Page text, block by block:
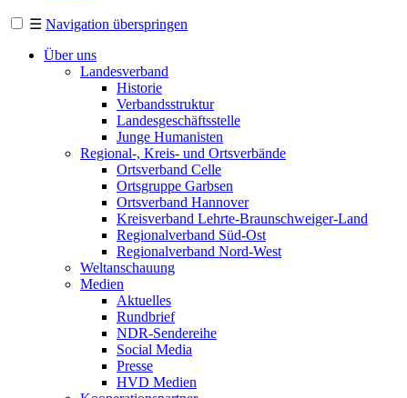
☰ Navigation überspringen
Über uns
Landesverband
Historie
Verbandsstruktur
Landesgeschäftsstelle
Junge Humanisten
Regional-, Kreis- und Ortsverbände
Ortsverband Celle
Ortsgruppe Garbsen
Ortsverband Hannover
Kreisverband Lehrte-Braunschweiger-Land
Regionalverband Süd-Ost
Regionalverband Nord-West
Weltanschauung
Medien
Aktuelles
Rundbrief
NDR-Sendereihe
Social Media
Presse
HVD Medien